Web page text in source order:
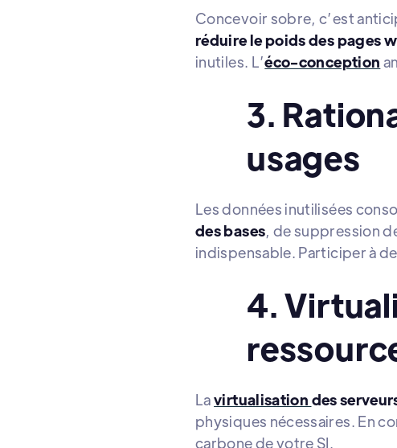
Concevoir sobre, c’est
réduire le poids des pages
inutiles. L’éco-conception
3.
usages
Les données inutilisées
des bases, de suppression
indispensable. Participer à
4.
Lavirtualisation des
physiques nécessaires. En
carbone de votre SI.